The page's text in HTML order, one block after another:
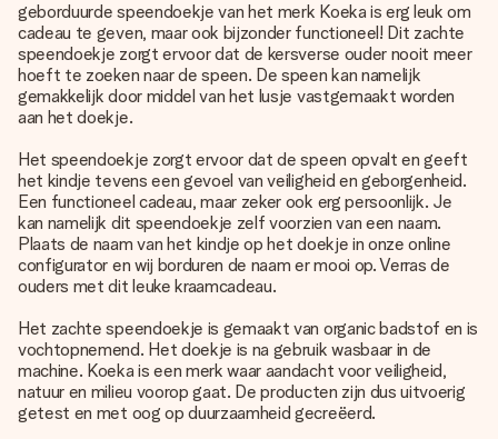
geborduurde speendoekje van het merk Koeka is erg leuk om
cadeau te geven, maar ook bijzonder functioneel! Dit zachte
speendoekje zorgt ervoor dat de kersverse ouder nooit meer
hoeft te zoeken naar de speen. De speen kan namelijk
gemakkelijk door middel van het lusje vastgemaakt worden
aan het doekje.
Het speendoekje zorgt ervoor dat de speen opvalt en geeft
het kindje tevens een gevoel van veiligheid en geborgenheid.
Een functioneel cadeau, maar zeker ook erg persoonlijk. Je
kan namelijk dit speendoekje zelf voorzien van een naam.
Plaats de naam van het kindje op het doekje in onze online
configurator en wij borduren de naam er mooi op. Verras de
ouders met dit leuke kraamcadeau.
Het zachte speendoekje is gemaakt van organic badstof en is
vochtopnemend. Het doekje is na gebruik wasbaar in de
machine. Koeka is een merk waar aandacht voor veiligheid,
natuur en milieu voorop gaat. De producten zijn dus uitvoerig
getest en met oog op duurzaamheid gecreëerd.